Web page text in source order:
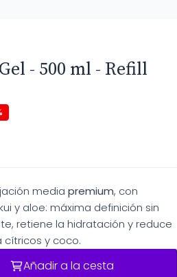
- 500 ml - Refill
media premium, con
y aloe: máxima definición sin
retiene la hidratación y reduce
cítricos y coco.
Añadir a la cesta